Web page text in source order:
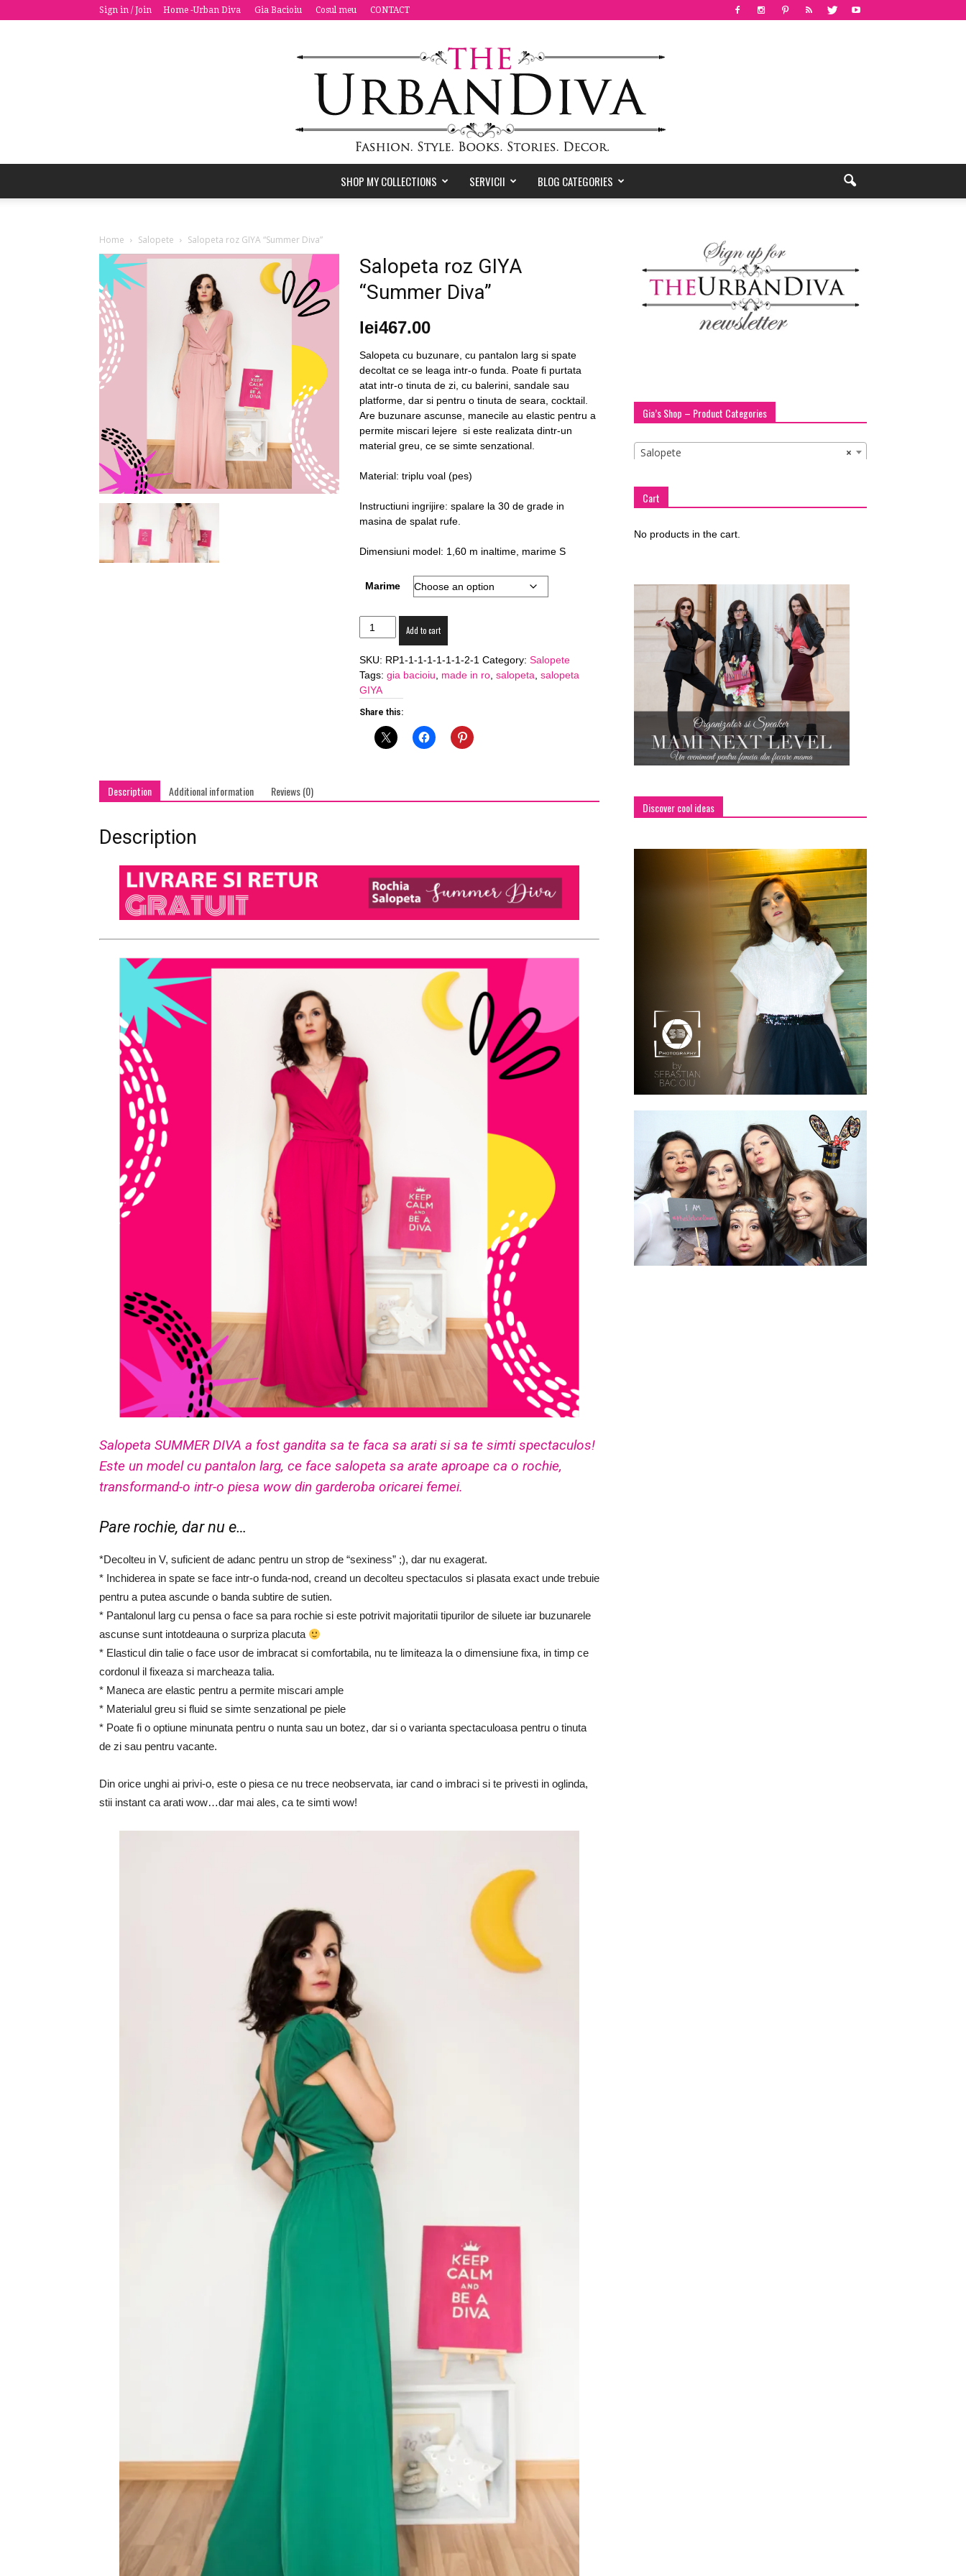
Sign in / Join Home -Urban Diva Gia Bacioiu Cosul meu CONTACT
Diva
fashion
shop
lifestyle
blog
by
SHOP MY COLLECTIONS SERVICII BLOG CATEGORIES
Home Salopete Salopeta roz GIYA “Summer Diva”
Salopeta roz GIYA
“Summer Diva”
lei467.00
Salopeta cu buzunare, cu pantalon larg si spate
decoltat ce se leaga intr-o funda. Poate fi purtata
atat intr-o tinuta de zi, cu balerini, sandale sau
platforme, dar si pentru o tinuta de seara, cocktail.
Are buzunare ascunse, manecile au elastic pentru a
permite miscari lejere si este realizata dintr-un
material greu, ce se simte senzational.
Material: triplu voal (pes)
Instructiuni ingrijire: spalare la 30 de grade in
masina de spalat rufe.
Dimensiuni model: 1,60 m inaltime, marime S
Marime
Salopeta
roz
Diva"
quantity
Add to cart
SKU: RP1-1-1-1-1-1-1-2-1 Category: Salopete
Tags: gia bacioiu made in ro, salopeta salopeta
GIYA
Share this:
Description Additional information Reviews (0)
Description
Salopeta SUMMER DIVA a fost gandita sa te faca sa arati si sa te simti spectaculos!
Este un model cu pantalon larg, ce face salopeta sa arate aproape ca o rochie,
transformand-o intr-o piesa wow din garderoba oricarei femei.
Pare rochie, dar nu e…
*Decolteu in V, suficient de adanc pentru un strop de “sexiness” ;), dar nu exagerat.
* Inchiderea in spate se face intr-o funda-nod, creand un decolteu spectaculos si plasata exact unde trebuie
pentru a putea ascunde o banda subtire de sutien.
* Pantalonul larg cu pensa o face sa para rochie si este potrivit majoritatii tipurilor de siluete iar buzunarele
ascunse sunt intotdeauna o surpriza placuta
* Elasticul din talie o face usor de imbracat si comfortabila, nu te limiteaza la o dimensiune fixa, in timp ce
cordonul il fixeaza si marcheaza talia.
* Maneca are elastic pentru a permite miscari ample
* Materialul greu si fluid se simte senzational pe piele
* Poate fi o optiune minunata pentru o nunta sau un botez, dar si o varianta spectaculoasa pentru o tinuta
de zi sau pentru vacante.
Din orice unghi ai privi-o, este o piesa ce nu trece neobservata, iar cand o imbraci si te privesti in oglinda,
stii instant ca arati wow…dar mai ales, ca te simti wow!
Gia’s Shop – Product Categories
×
Salopete
Cart
No products in the cart.
Discover cool ideas